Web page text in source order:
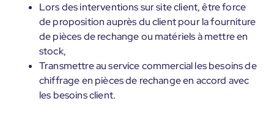
Lors des interventions sur site client, être force
de proposition auprès du client pour la fourniture
de pièces de rechange ou matériels à mettre en
stock,
Transmettre au service commercial les besoins de
chiffrage en pièces de rechange en accord avec
les besoins client.